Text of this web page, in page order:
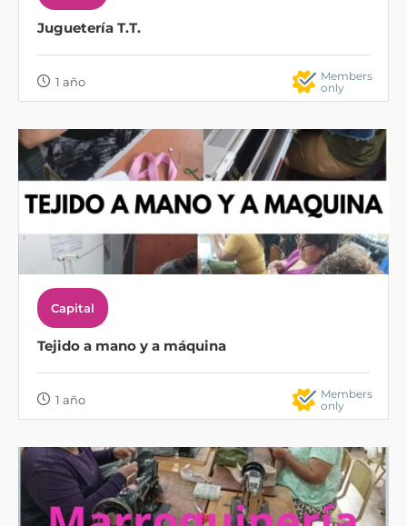
Juguetería T.T.
1 año
Members
only
Capital
Tejido a mano y a máquina
1 año
Members
only